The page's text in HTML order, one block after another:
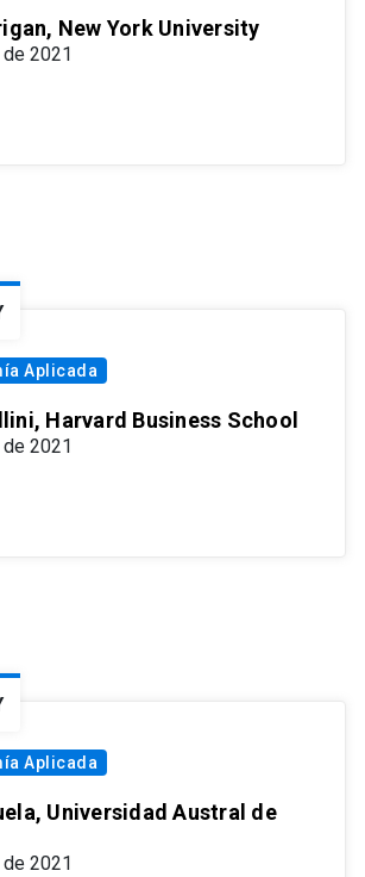
New York University
2021
Aplicada
Harvard Business School
2021
Aplicada
Universidad Austral de
2021